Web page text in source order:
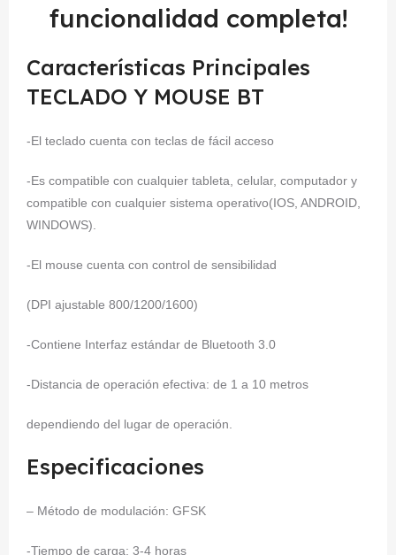
funcionalidad completa!
Características Principales
TECLADO Y MOUSE BT
-El teclado cuenta con teclas de fácil acceso
-Es compatible con cualquier tableta, celular, computador y
compatible con cualquier sistema operativo(IOS, ANDROID,
WINDOWS).
-El mouse cuenta con control de sensibilidad
(DPI ajustable 800/1200/1600)
-Contiene Interfaz estándar de Bluetooth 3.0
-Distancia de operación efectiva: de 1 a 10 metros
dependiendo del lugar de operación.
Especificaciones
– Método de modulación: GFSK
-Tiempo de carga: 3-4 horas